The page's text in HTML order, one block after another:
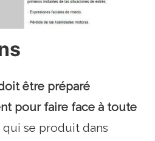
être préparé
pour faire face à toute
qui se produit dans